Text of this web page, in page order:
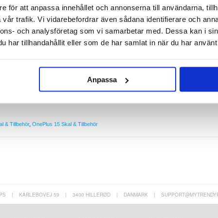
för att anpassa innehållet och annonserna till användarna,
trafik. Vi vidarebefordrar även sådana identifierare och
och analysföretag som vi samarbetar med. Dessa kan i
har tillhandahållit eller som de har samlat in när du har använt
Anpassa
detta Spigen Ultra Hybridskal.
15 medan det skyddar den mot vardagliga stötar, repor och andr typer av skador. Det
förbättrar ditt grepp.
till ett minimum
& Tillbehör, OnePlus 15 Skal & Tillbehör
| KARLEBOVEJ 59 | 3400 HILLERØD | DANMARK |